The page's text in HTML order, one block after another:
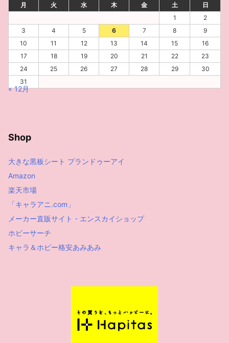
月
火 水 木 金 土
日
1
2
3
4 5 6 7 8
9
10
11 12 13 14 15
16
17
18 19 20 21 22
23
24
25 26 27 28 29
30
31
« 12月
Shop
大きな黒板シート プランドゥーアイ
Amazon
楽天市場
「キャラアニ.com」
メーカー直販サイト・エンスカイショップ
ホビーサーチ
キャラ＆ホビー格安あみあみ